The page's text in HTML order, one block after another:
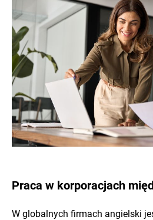
Praca w korporacjach
W globalnych firmach angielski